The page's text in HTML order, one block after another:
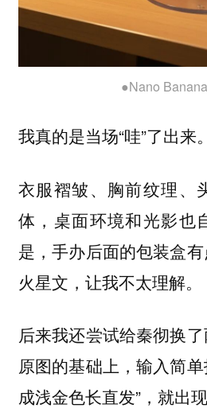
●Nano
我真的是当场“哇”了出来。
衣服褶皱、胸前纹理、
体，桌面环境和光影也
是，手办后面的包装盒
火星文，让我不太理解。
后来我还尝试给秦彻换
原图的基础上，输入简单
成浅金色长直发”，就